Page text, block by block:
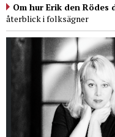
Om hur Erik den
återblick i folksägner